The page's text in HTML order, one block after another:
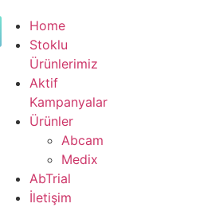
Home
Stoklu
Ürünlerimiz
Aktif
Kampanyalar
Ürünler
Abcam
Medix
AbTrial
İletişim